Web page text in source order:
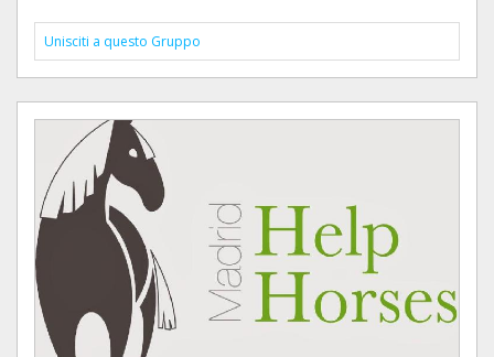
Unisciti a questo Gruppo